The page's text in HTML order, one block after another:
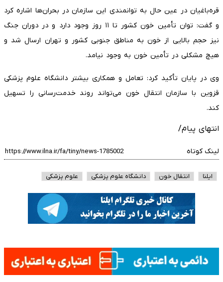
قره‌باغیان در عین حال به توانمندی این سازمان در بحران‌ها اشاره کرد
و گفت: توان تأمین خون کشور تا ۱۱ روز وجود دارد و در دوران جنگ
نیز حجم بالایی از خون به مناطق جنوبی کشور و تهران ارسال شد و
هیچ مشکلی در تأمین خون به وجود نیامد.
وی در پایان تأکید کرد: تعامل و همکاری بیشتر دانشگاه علوم پزشکی
قزوین با سازمان انتقال خون می‌تواند روند خدمت‌رسانی را تسهیل
کند.
انتهای پیام/
لینک کوتاه
ایلنا انتقال خون دانشگاه علوم پزشکی علوم پزشکی